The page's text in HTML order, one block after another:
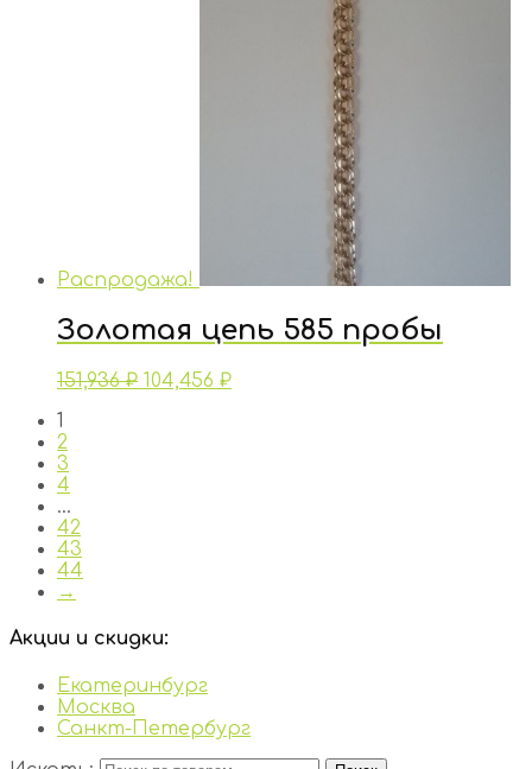
Распродажа!
Золотая цепь 585 пробы
151,936₽ 104,456 ₽
1
2
3
4
…
42
43
44
→
Акции и скидки:
Екатеринбург
Москва
Санкт-Петербург